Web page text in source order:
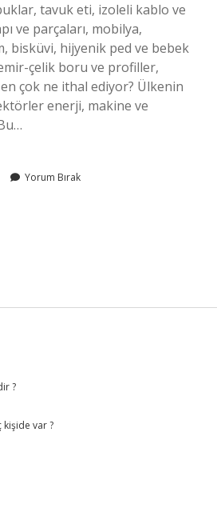
tavuk eti, izoleli kablo ve
ve parçaları, mobilya,
bisküvi, hijyenik ped ve bebek
çelik boru ve profiller,
çok ne ithal ediyor? Ülkenin
enerji, makine ve
Yorum Bırak
?
kişide var ?